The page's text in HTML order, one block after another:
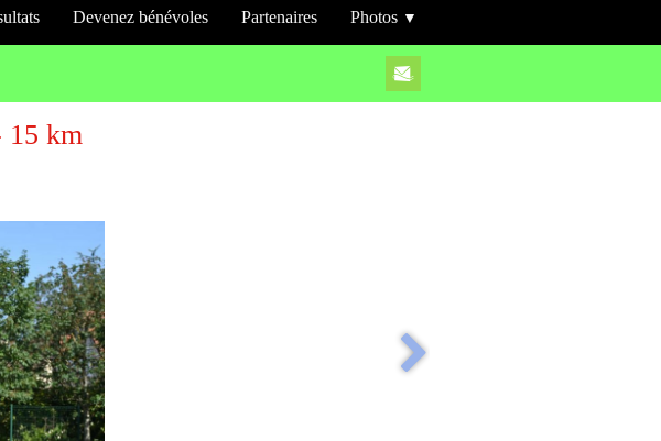
Devenez bénévoles Partenaires Photos ▼
15 km